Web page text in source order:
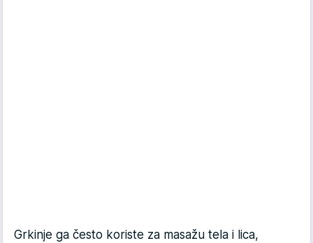
Grkinje ga često koriste za masažu tela i lica,